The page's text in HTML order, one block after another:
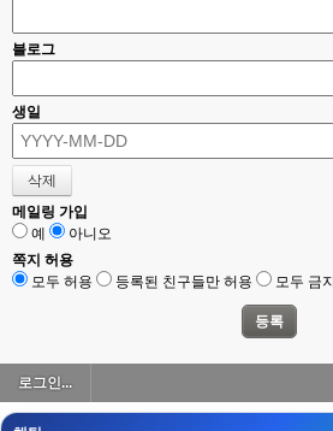
블로그
생일
메일링 가입
예
아니오
쪽지 허용
모두 허용
등록된 친구들만 허용 모두 금지
로그인...
고게임77
ㅋㅋㅋㅋㅋㅋㅋㅋ
esils
이게 db 접속자수로 잡는형태로 해서 그런가 ;;
고게임77
밑에 일반웹게임이 더있었네요
esils
아 이제 2로 돌아왔군요
esils
모바일로 보는데도 좀 불편하더라구요